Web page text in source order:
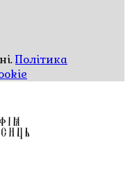
Політика